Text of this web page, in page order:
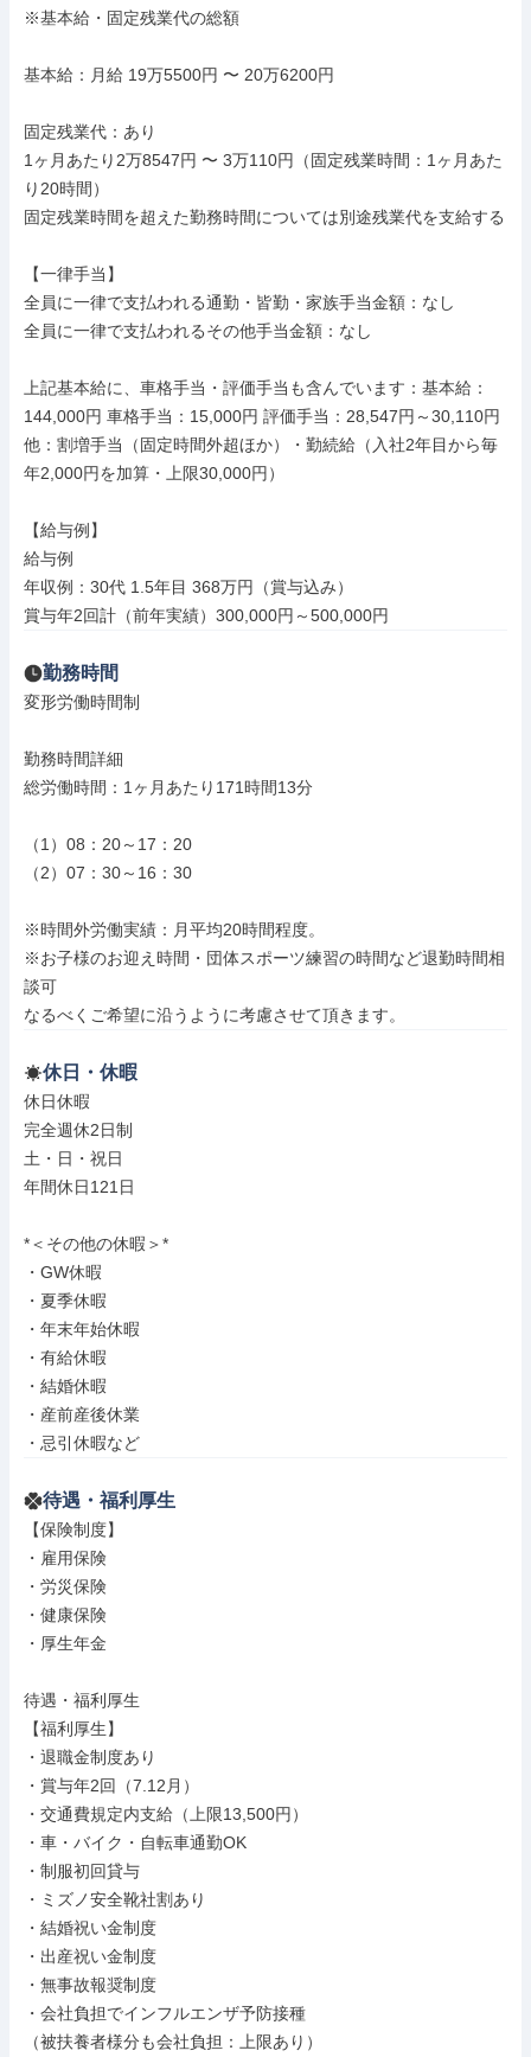
※基本給・固定残業代の総額
基本給：月給 19万5500円 〜 20万6200円
固定残業代：あり
1ヶ月あたり2万8547円 〜 3万110円（固定残業時間：1ヶ月あた
り20時間）
固定残業時間を超えた勤務時間については別途残業代を支給する
【一律手当】
全員に一律で支払われる通勤・皆勤・家族手当金額：なし
全員に一律で支払われるその他手当金額：なし
上記基本給に、車格手当・評価手当も含んでいます：基本給：
144,000円 車格手当：15,000円 評価手当：28,547円～30,110円
他：割増手当（固定時間外超ほか）・勤続給（入社2年目から毎
年2,000円を加算・上限30,000円）
【給与例】
給与例
年収例：30代 1.5年目 368万円（賞与込み）
賞与年2回計（前年実績）300,000円～500,000円
勤務時間
変形労働時間制
勤務時間詳細
総労働時間：1ヶ月あたり171時間13分
（1）08：20～17：20
（2）07：30～16：30
※時間外労働実績：月平均20時間程度。
※お子様のお迎え時間・団体スポーツ練習の時間など退勤時間相
談可
なるべくご希望に沿うように考慮させて頂きます。
休日・休暇
休日休暇
完全週休2日制
土・日・祝日
年間休日121日
*＜その他の休暇＞*
・GW休暇
・夏季休暇
・年末年始休暇
・有給休暇
・結婚休暇
・産前産後休業
・忌引休暇など
待遇・福利厚生
【保険制度】
・雇用保険
・労災保険
・健康保険
・厚生年金
待遇・福利厚生
【福利厚生】
・退職金制度あり
・賞与年2回（7.12月）
・交通費規定内支給（上限13,500円）
・車・バイク・自転車通勤OK
・制服初回貸与
・ミズノ安全靴社割あり
・結婚祝い金制度
・出産祝い金制度
・無事故報奨制度
・会社負担でインフルエンザ予防接種
（被扶養者様分も会社負担：上限あり）